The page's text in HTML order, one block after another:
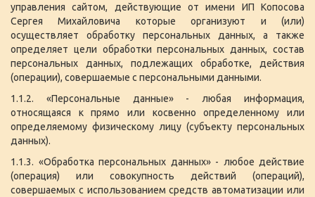
управления сайтом, действующие от имени ИП Копосова
Сергея Михайловича которые организуют и (или)
осуществляет обработку персональных данных, а также
определяет цели обработки персональных данных, состав
персональных данных, подлежащих обработке, действия
(операции), совершаемые с персональными данными.
1.1.2. «Персональные данные» - любая информация,
относящаяся к прямо или косвенно определенному или
определяемому физическому лицу (субъекту персональных
данных).
1.1.3. «Обработка персональных данных» - любое действие
(операция) или совокупность действий (операций),
совершаемых с использованием средств автоматизации или